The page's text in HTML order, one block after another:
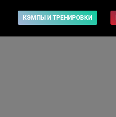
КЭМПЫ И ТРЕНИРОВКИ